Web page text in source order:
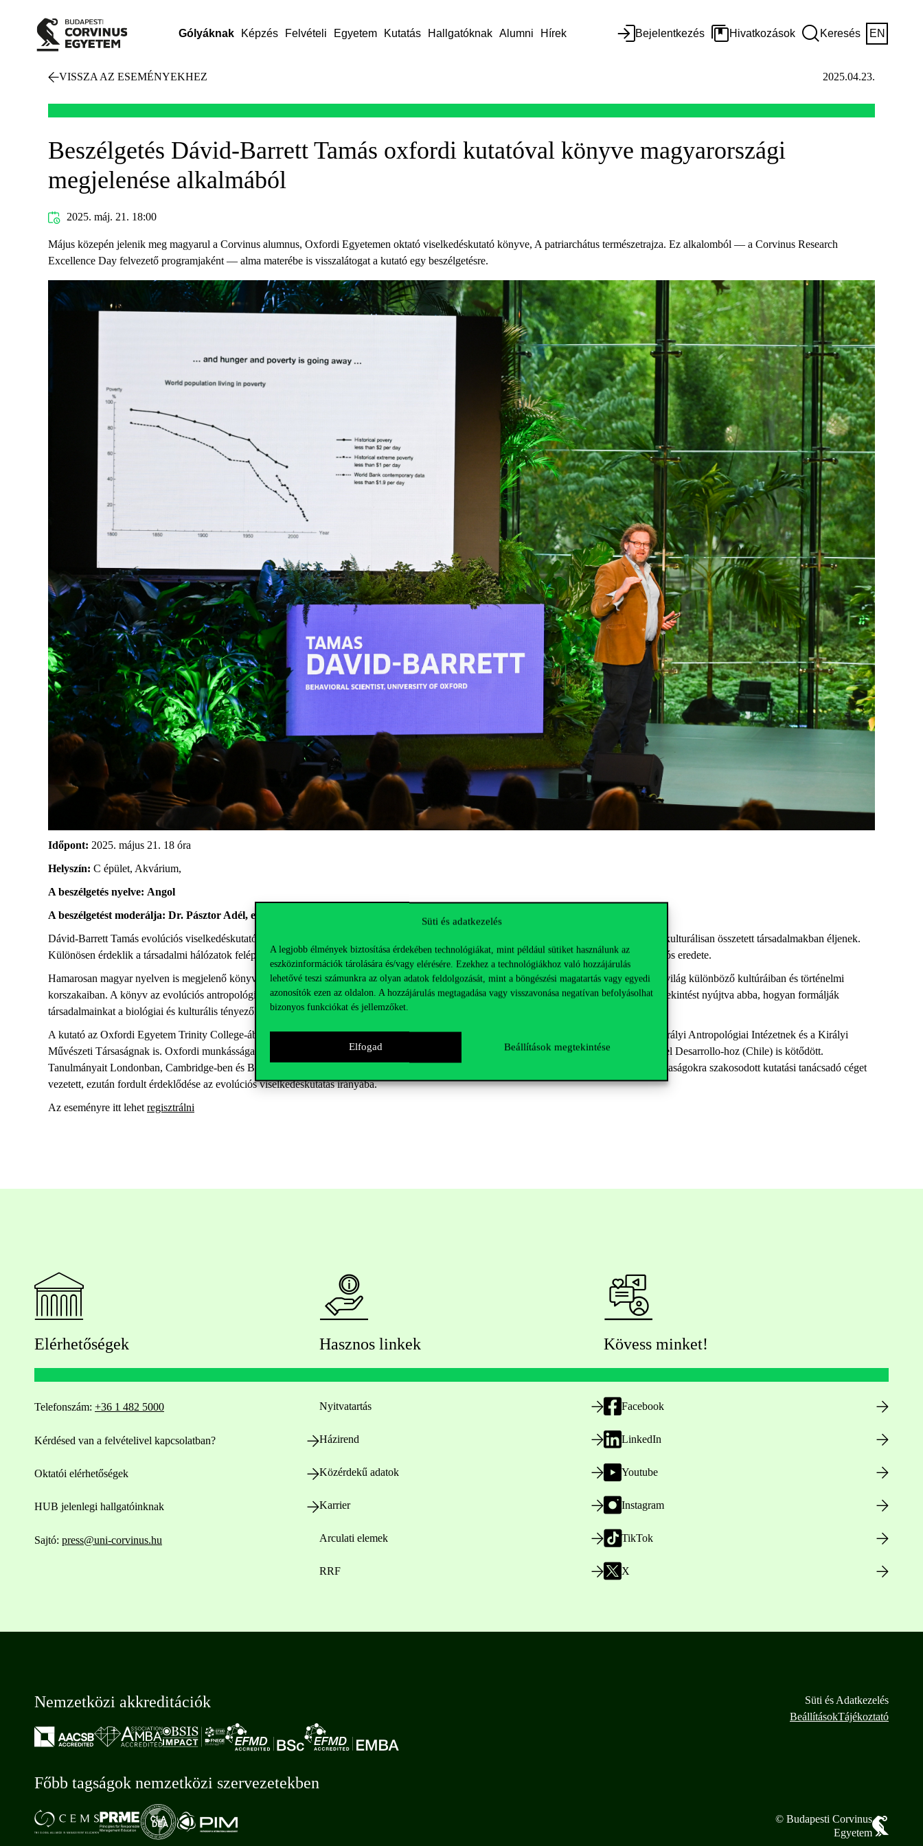
Süti és adatkezelés
A legjobb élmények biztosítása érdekében technológiákat, mint például sütiket használunk az
eszközinformációk tárolására és/vagy elérésére. Ezekhez a technológiákhoz való hozzájárulás
lehetővé teszi számunkra az olyan adatok feldolgozását, mint a böngészési magatartás vagy egyedi
azonosítók ezen az oldalon. A hozzájárulás megtagadása vagy visszavonása negatívan befolyásolhat
bizonyos funkciókat és jellemzőket.
Elfogad Beállítások megtekintése
Gólyáknak Képzés Felvételi Egyetem Kutatás Hallgatóknak Alumni Hírek Bejelentkezés Hivatkozások Keresés EN
VISSZA AZ ESEMÉNYEKHEZ 2025.04.23.
Beszélgetés Dávid-Barrett Tamás oxfordi kutatóval könyve magyarországi
megjelenése alkalmából
2025. máj. 21. 18:00
Május közepén jelenik meg magyarul a Corvinus alumnus, Oxfordi Egyetemen oktató viselkedéskutató könyve, A patriarchátus természetrajza. Ez alkalomból — a Corvinus Research
Excellence Day felvezető programjaként — alma materébe is visszalátogat a kutató egy beszélgetésre.
Időpont: 2025. május 21. 18 óra
Helyszín: C épület, Akvárium,
A beszélgetés nyelve: Angol
A beszélgetést moderálja: Dr. Pásztor Adél, egyetemi docens
Dávid-Barrett Tamás evolúciós viselkedéskutató
tulajdonságok teszik lehetővé az emberek számára, hogy nagy és kulturálisan összetett társadalmakban éljenek.
Különösen érdeklik a társadalmi hálózatok felépítésénekés szabályozásának kérdései, valamint a társadalmihálózatépítő tulajdonságok evolúciós eredete.
Hamarosan magyar nyelven is megjelenő könyvében,A patriarchátus természetrajzában azt vizsgálja, hogy hogyan alakultak a nemi normák a világ különböző kultúráiban és történelmi
korszakaiban. A könyv az evolúciós antropológia szemszögéből vizsgálja a patriarchális rendszerek kialakulását és fennmaradását, izgalmas betekintést nyújtva abba, hogyan formálják
társadalmainkat a biológiai és kulturális tényezők.
A kutató az Oxfordi Egyetem Trinity College-ában tanít,emelletta helsinkiVäestöliittoNépességkutató Intézet munkatársa, valamint tagja a Királyi Antropológiai Intézetnek és a Királyi
Művészeti Társaságnak is. Oxfordi munkássága mellett korábban a kieliVilággazdasági Intézethez (Németország) és a santiagóiUniversidad del Desarrollo-hoz (Chile) is kötődött.
Tanulmányait Londonban, Cambridge-ben és Budapesten
végezte. Mielőtt tudományos pályára lépett, egy fejlődő gazdaságokra szakosodott kutatási tanácsadó céget
vezetett, ezután fordult érdeklődése az evolúciós viselkedéskutatásirányába.
Az eseményre itt lehet regisztrálni
Elérhetőségek
Telefonszám: +36 1 482 5000
Kérdésed van a felvételivel kapcsolatban?
Oktatói elérhetőségek
HUB jelenlegi hallgatóinknak
Sajtó: press@uni-corvinus.hu
Hasznos linkek
Nyitvatartás
Házirend
Közérdekű adatok
Karrier
Arculati elemek
RRF
Kövess minket!
Facebook
LinkedIn
Youtube
Instagram
TikTok
X
Nemzetközi akkreditációk
Főbb tagságok nemzetközi szervezetekben
Süti és Adatkezelés
BeállításokTájékoztató
© Budapesti Corvinus
Egyetem